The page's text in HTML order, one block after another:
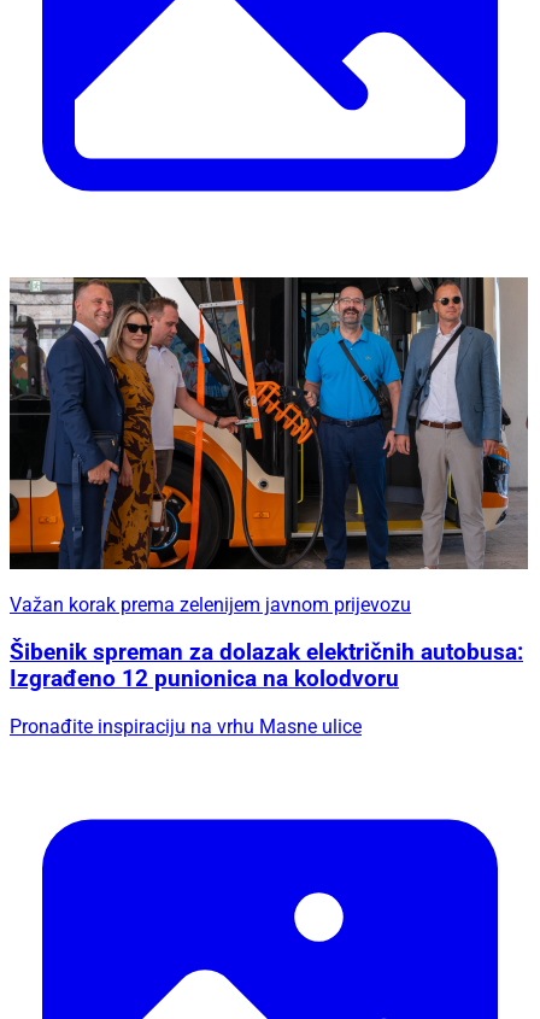
Važan korak prema zelenijem javnom prijevozu
Šibenik spreman za dolazak električnih autobusa:
Izgrađeno 12 punionica na kolodvoru
Pronađite inspiraciju na vrhu Masne ulice